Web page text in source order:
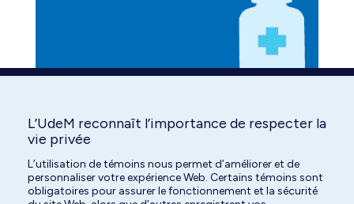
Find us on:
Facebook
page
opens
in
YouTube
page
opens
in
page
opens
in
L’UdeM reconnaît l’importance de respecter la
vie privée
L’utilisation de témoins nous permet d’améliorer et de
personnaliser votre expérience Web. Certains témoins sont
obligatoires pour assurer le fonctionnement et la sécurité